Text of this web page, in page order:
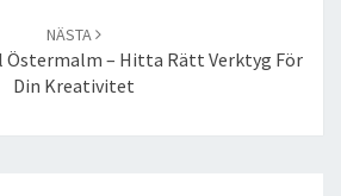
NÄSTA
– Hitta Rätt Verktyg För
Din Kreativitet